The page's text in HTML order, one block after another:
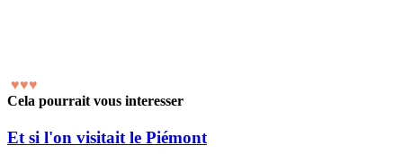
♥♥♥
Cela pourrait vous interesser
Et si l'on visitait le Piémont